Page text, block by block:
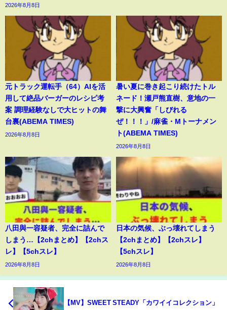
2026年8月8日
元トラック運転手（64）AIを活
用して絶品バーガーのレシピ考
案 調理経験なしで大ヒットの舞
台裏(ABEMA TIMES)
2026年8月8日
暑い夏に巻き起こり続けたトル
ネード！瀬戸熊直樹、意地の一
撃に大興奮「しびれる
ぜ！！！」/麻雀・Mトーナメン
ト(ABEMA TIMES)
2026年8月8日
八田與一容疑者、完全に詰んで
しまう…【2chまとめ】【2chス
レ】【5chスレ】
2026年8月8日
日本の気候、ぶっ壊れてしまう
【2chまとめ】【2chスレ】
【5chスレ】
2026年8月8日
【MV】SWEET STEADY「カワイイコレクション」